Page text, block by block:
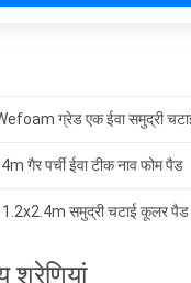
ग्रेड एक ईवा समुद्री
गैर पर्ची ईवा टीक नाव फोम पैड
1.2x2.4m समुद्री चटाई कूलर पैड
श्रेणियां